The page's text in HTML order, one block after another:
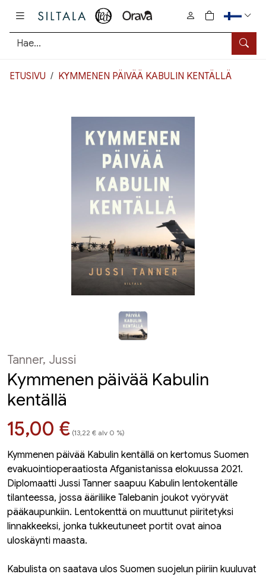
Hae
0
tuotetta
ETUSIVU KYMMENEN PÄIVÄÄ KABULIN KENTÄLLÄ
Tanner, Jussi
Kymmenen päivää Kabulin
kentällä
Hinta nyt
15,00 € (13,22 € alv 0 %)
Kymmenen päivää Kabulin kentällä on kertomus Suomen
evakuointioperaatiosta Afganistanissa elokuussa 2021.
Diplomaatti Jussi Tanner saapuu Kabulin lentokentälle
tilanteessa, jossa ääriliike Talebanin joukot vyöryvät
pääkaupunkiin. Lentokenttä on muuttunut piiritetyksi
linnakkeeksi, jonka tukkeutuneet portit ovat ainoa
uloskäynti maasta.
Kabulista on saatava ulos Suomen suojelun piiriin kuuluvat